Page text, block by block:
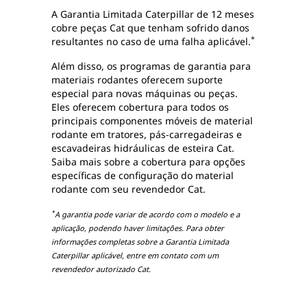
A Garantia Limitada Caterpillar de 12 meses
cobre peças Cat que tenham sofrido danos
resultantes no caso de uma falha aplicável.*
Além disso, os programas de garantia para
materiais rodantes oferecem suporte
especial para novas máquinas ou peças.
Eles oferecem cobertura para todos os
principais componentes móveis de material
rodante em tratores, pás-carregadeiras e
escavadeiras hidráulicas de esteira Cat.
Saiba mais sobre a cobertura para opções
específicas de configuração do material
rodante com seu revendedor Cat.
*A garantia pode variar de acordo com o modelo e a
aplicação, podendo haver limitações. Para obter
informações completas sobre a Garantia Limitada
Caterpillar aplicável, entre em contato com um
revendedor autorizado Cat.